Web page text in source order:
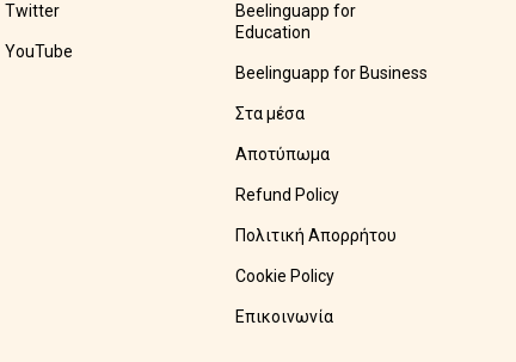
Twitter
YouTube
Beelinguapp for
Education
Beelinguapp for Business
Στα μέσα
Αποτύπωμα
Refund Policy
Πολιτική Απορρήτου
Cookie Policy
Επικοινωνία